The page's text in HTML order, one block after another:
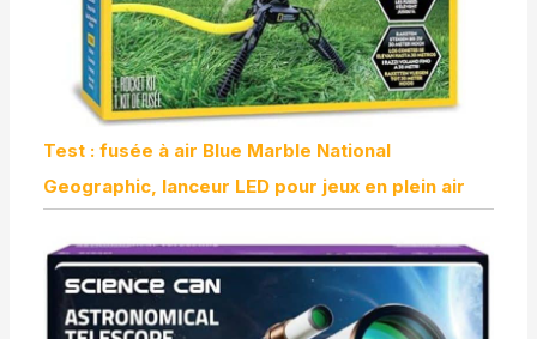
Test : fusée à air Blue Marble National
Geographic, lanceur LED pour jeux en plein air